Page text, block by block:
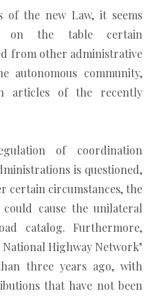
of the new Law, it seems
on the table certain
from other administrative
autonomous community,
articles of the recently
of coordination
is questioned,
certain circumstances, the
cause the unilateral
catalog. Furthermore,
Highway Network"
three years ago, with
that have not been